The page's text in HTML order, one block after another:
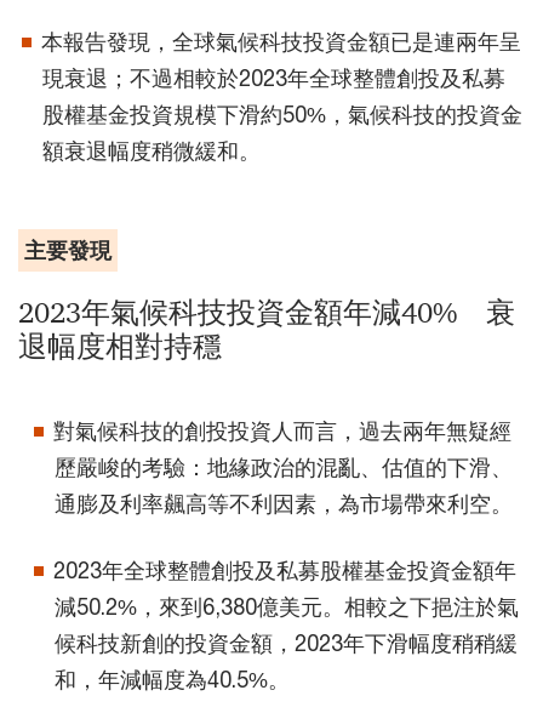
本報告發現，全球氣候科技投資金額已是連兩年呈
現衰退；不過相較於2023年全球整體創投及私募
股權基金投資規模下滑約50%，氣候科技的投資金
額衰退幅度稍微緩和。
主要發現
2023年氣候科技投資金額年減40% 衰
退幅度相對持穩
對氣候科技的創投投資人而言，過去兩年無疑經
歷嚴峻的考驗：地緣政治的混亂、估值的下滑、
通膨及利率飆高等不利因素，為市場帶來利空。
2023年全球整體創投及私募股權基金投資金額年
減50.2%，來到6,380億美元。相較之下挹注於氣
候科技新創的投資金額，2023年下滑幅度稍稍緩
和，年減幅度為40.5%。